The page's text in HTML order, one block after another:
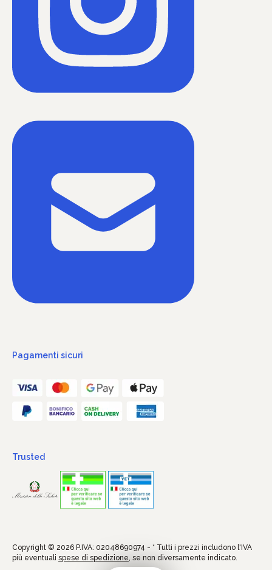
Pagamenti sicuri
Trusted
Copyright © 2026 P.IVA: 02048690974 - * Tutti i prezzi includono l'IVA
più eventuali spese di spedizione, se non diversamente indicato.